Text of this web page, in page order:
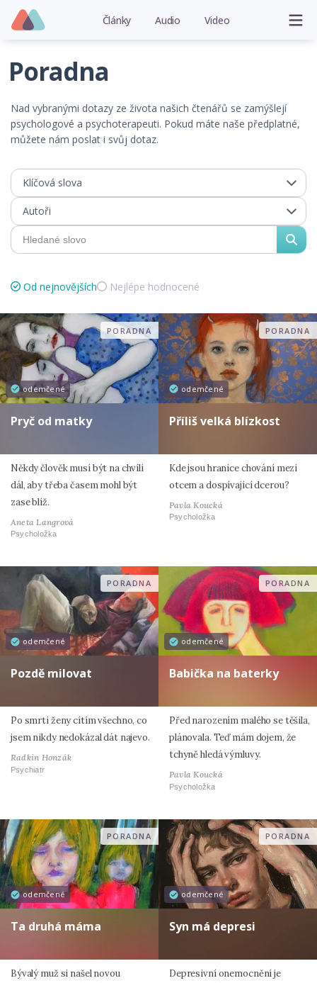
Články Audio Video
Poradna
Nad vybranými dotazy ze života našich čtenářů se zamýšlejí
psychologové a psychoterapeuti. Pokud máte naše předplatné,
můžete nám poslat i svůj dotaz.
Klíčová slova
Autoři
Od nejnovějších Nejlépe hodnocené
odemčené
PORADNA
Pryč od matky
Někdy člověk musí být na chvíli
dál, aby třeba časem mohl být
zase blíž.
Aneta Langrová
Psycholožka
odemčené
PORADNA
Příliš velká blízkost
Kde jsou hranice chování mezi
otcem a dospívající dcerou?
Pavla Koucká
Psycholožka
odemčené
PORADNA
Pozdě milovat
Po smrti ženy cítím všechno, co
jsem nikdy nedokázal dát najevo.
Radkin Honzák
Psychiatr
odemčené
PORADNA
Babička na baterky
Před narozením malého se těšila,
plánovala. Teď mám dojem, že
tchyně hledá výmluvy.
Pavla Koucká
Psycholožka
odemčené
PORADNA
Ta druhá máma
Bývalý muž si našel novou
odemčené
PORADNA
Syn má depresi
Depresivní onemocnění je